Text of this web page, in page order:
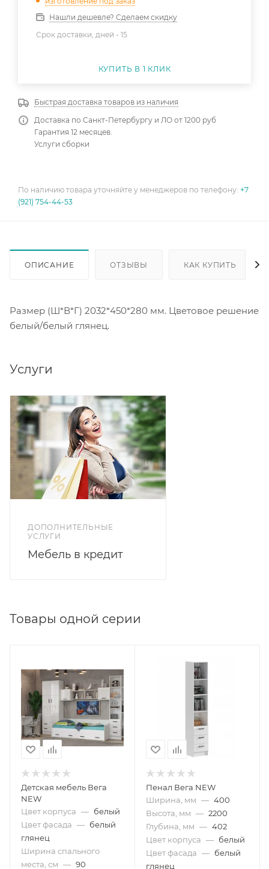
Нашли дешевле? Сделаем скидку
Срок доставки, дней - 15
КУПИТЬ В 1 КЛИК
Быстрая доставка товаров из наличия
Доставка по Санкт-Петербургу и ЛО от 1200 руб
Гарантия 12 месяцев.
Услуги сборки
По наличию товара уточняйте у менеджеров по телефону: +7
(921) 754-44-53
ОПИСАНИЕ ОТЗЫВЫ КАК КУПИТЬ
Размер (Ш*В*Г) 2032*450*280 мм. Цветовое решение
белый/белый глянец.
Услуги
ДОПОЛНИТЕЛЬНЫЕ
УСЛУГИ
Мебель в кредит
Товары одной серии
Детская мебель Вега
NEW
Цвет корпуса — белый
Цвет фасада — белый
глянец
Ширина спального
места, см — 90
Пенал Вега NEW
Ширина, мм — 400
Высота, мм — 2200
Глубина, мм — 402
Цвет корпуса — белый
Цвет фасада — белый
глянец